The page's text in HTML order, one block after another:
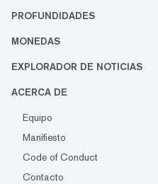
PROFUNDIDADES
MONEDAS
EXPLORADOR DE NOTICIAS
ACERCA DE
Equipo
Manifiesto
Code of Conduct
Contacto